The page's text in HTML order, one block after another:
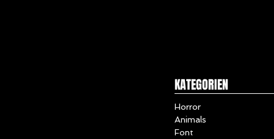
KATEGORIEN
Horror
Animals
Font